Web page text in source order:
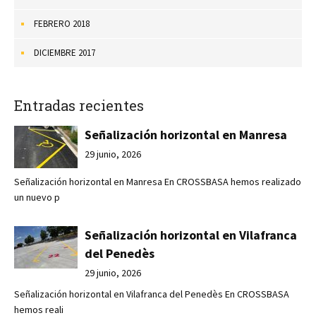
FEBRERO 2018
DICIEMBRE 2017
Entradas recientes
Señalización horizontal en Manresa
29 junio, 2026
Señalización horizontal en Manresa En CROSSBASA hemos realizado
un nuevo p
Señalización horizontal en Vilafranca
del Penedès
29 junio, 2026
Señalización horizontal en Vilafranca del Penedès En CROSSBASA
hemos reali